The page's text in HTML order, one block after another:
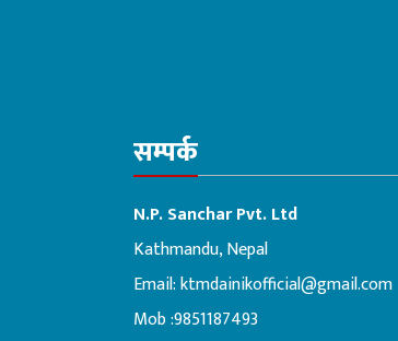
सम्पर्क
N.P. Sanchar Pvt. Ltd
Kathmandu, Nepal
Email:ktmdainikofficial@gmail.com
Mob :9851187493